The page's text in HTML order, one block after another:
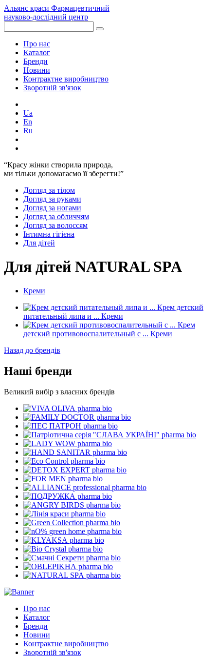
Альянс краси Фармацевтичний
науково-дослідний центр
Про нас
Каталог
Бренди
Новини
Контрактне виробництво
Зворотній зв'язок
Ua
En
Ru
“Красу жінки створила природа,
ми тільки допомагаємо її зберегти!”
Догляд за тілом
Догляд за руками
Догляд за ногами
Догляд за обличчям
Догляд за волоссям
Інтимна гігієна
Для дітей
Для дітей NATURAL SPA
Креми
Крем детский
питательный липа и ... Креми
Крем
детский противовоспалительный с ... Креми
Назад до брендів
Наші бренди
Великий вибір з власних брендів
pharma bio
pharma bio
pharma bio
pharma bio
pharma bio
pharma bio
pharma bio
pharma bio
pharma bio
pharma bio
pharma bio
pharma bio
pharma bio
pharma bio
pharma bio
pharma bio
pharma bio
pharma bio
pharma bio
pharma bio
Про нас
Каталог
Бренди
Новини
Контрактне виробництво
Зворотній зв'язок